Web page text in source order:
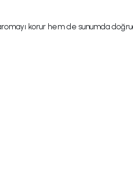
korur hem de sunumda